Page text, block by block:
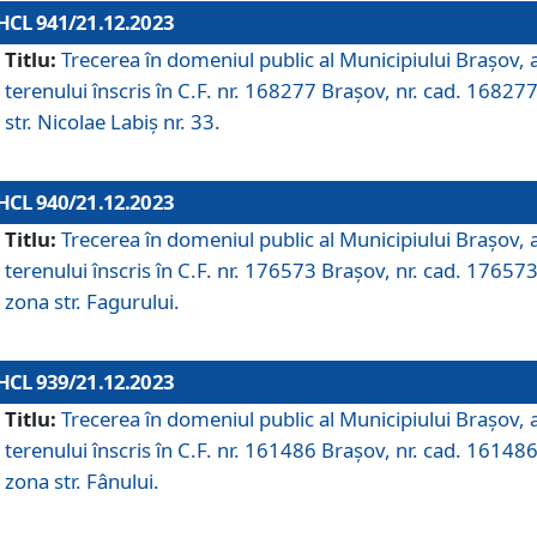
941/21.12.2023
Titlu: Trecerea în domeniul public al Municipiului Braşov,
terenului înscris în C.F. nr. 168277 Brașov, nr. cad.
str. Nicolae Labiș nr. 33.
940/21.12.2023
Titlu: Trecerea în domeniul public al Municipiului Braşov,
terenului înscris în C.F. nr. 176573 Brașov, nr. cad.
zona str. Fagurului.
939/21.12.2023
Titlu: Trecerea în domeniul public al Municipiului Braşov,
terenului înscris în C.F. nr. 161486 Brașov, nr. cad.
zona str. Fânului.